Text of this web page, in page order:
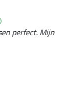
perfect. Mijn